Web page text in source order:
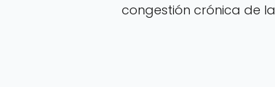
congestión crónica de